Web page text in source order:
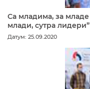
Са младима, за
млади, сутра лидери”
Датум: 25.09.2020